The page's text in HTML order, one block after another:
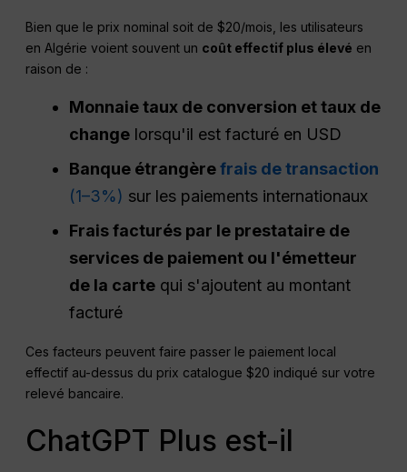
Bien que le prix nominal soit de $20/mois, les utilisateurs
en Algérie voient souvent un coût effectif plus élevé en
raison de :
Monnaietaux de conversion et taux de
change lorsqu'il est facturé en USD
Banque étrangèrefrais de transaction
(1–3%) sur les paiements internationaux
Frais facturés par le prestataire de
services de paiement ou l'émetteur
de la carte qui s'ajoutent au montant
facturé
Ces facteurs peuvent faire passer le paiement local
effectif au-dessus du prix catalogue $20 indiqué sur votre
relevé bancaire.
ChatGPT Plus est-il